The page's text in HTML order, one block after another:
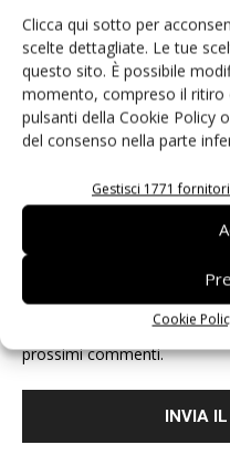
Clicca qui sotto per
scelte dettagliate. Le tue
questo sito. È possibile
momento, compreso il ritiro
pulsanti della Cookie Policy
del consenso nella parte
Gestisci 1771 fornitori
Cookie
Salva il mio nome,
prossimi commenti.